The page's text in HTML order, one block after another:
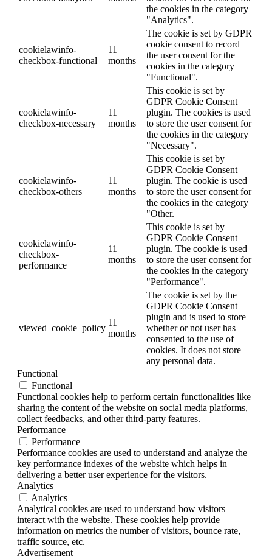
the cookies in the category
"Analytics".
cookielawinfo-
checkbox-functional
11
months
The cookie is set by GDPR
cookie consent to record
the user consent for the
cookies in the category
"Functional".
cookielawinfo-
checkbox-necessary
11
months
This cookie is set by
GDPR Cookie Consent
plugin. The cookies is used
to store the user consent for
the cookies in the category
"Necessary".
cookielawinfo-
checkbox-others
11
months
This cookie is set by
GDPR Cookie Consent
plugin. The cookie is used
to store the user consent for
the cookies in the category
"Other.
cookielawinfo-
checkbox-
performance
11
months
This cookie is set by
GDPR Cookie Consent
plugin. The cookie is used
to store the user consent for
the cookies in the category
"Performance".
viewed_cookie_policy
11
months
The cookie is set by the
GDPR Cookie Consent
plugin and is used to store
whether or not user has
consented to the use of
cookies. It does not store
any personal data.
Functional
Functional
Functional cookies help to perform certain functionalities like
sharing the content of the website on social media platforms,
collect feedbacks, and other third-party features.
Performance
Performance
Performance cookies are used to understand and analyze the
key performance indexes of the website which helps in
delivering a better user experience for the visitors.
Analytics
Analytics
Analytical cookies are used to understand how visitors
interact with the website. These cookies help provide
information on metrics the number of visitors, bounce rate,
traffic source, etc.
Advertisement